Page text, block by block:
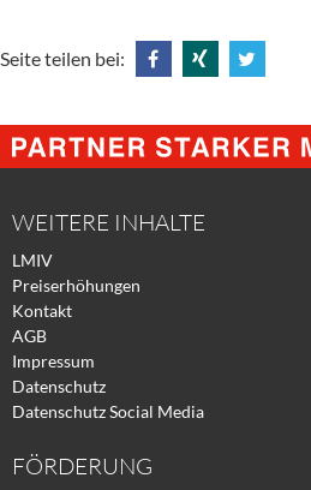
Seite teilen bei:
@
Facebook
@
Xing
@
Twitter
WEITERE INHALTE
LMIV
Preiserhöhungen
Kontakt
AGB
Impressum
Datenschutz
Datenschutz Social Media
FÖRDERUNG